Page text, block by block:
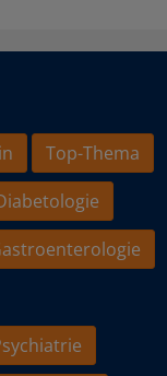
Top-Thema